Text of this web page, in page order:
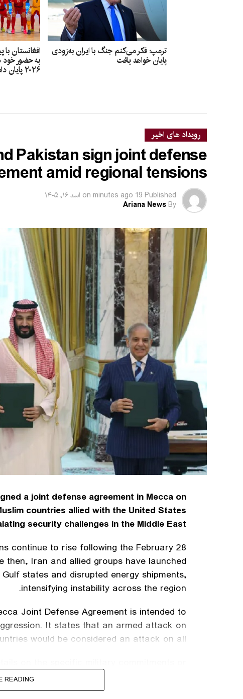
ترمپ: فکر می‌کنم جنگ با ایران به‌زودی
پایان خواهد یافت
افغانستان با
به حضور خود
۲۰۲۶ پایان داد
رویداد های اخیر
Pakistan sign joint defense
amid regional tensions
Published
19 minutes ago
on اسد ۱۶, ۱۴۰۵
By
Ariana News
a joint defense agreement in Mecca on
countries allied with the United States
security challenges in the Middle East.
continue to rise following the February 28
then, Iran and allied groups have launched
states and disrupted energy shipments,
intensifying instability across the region.
Joint Defense Agreement is intended to
It states that an armed attack on
would be considered an attack on all.
It said the agreement aims to enhance
and stability in the region and beyond.
READING